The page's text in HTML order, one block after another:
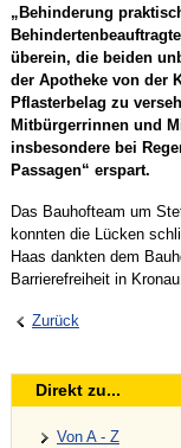
„Behinderung
überein, die beiden
der Apotheke von der
Pflasterbelag zu
Mitbürgerrinnen und
insbesondere bei
Passagen“ erspart.
Das Bauhofteam um
konnten die Lücken
Haas dankten dem
Barrierefreiheit in Kronau.
Zurück
Direkt zu...
Von A - Z